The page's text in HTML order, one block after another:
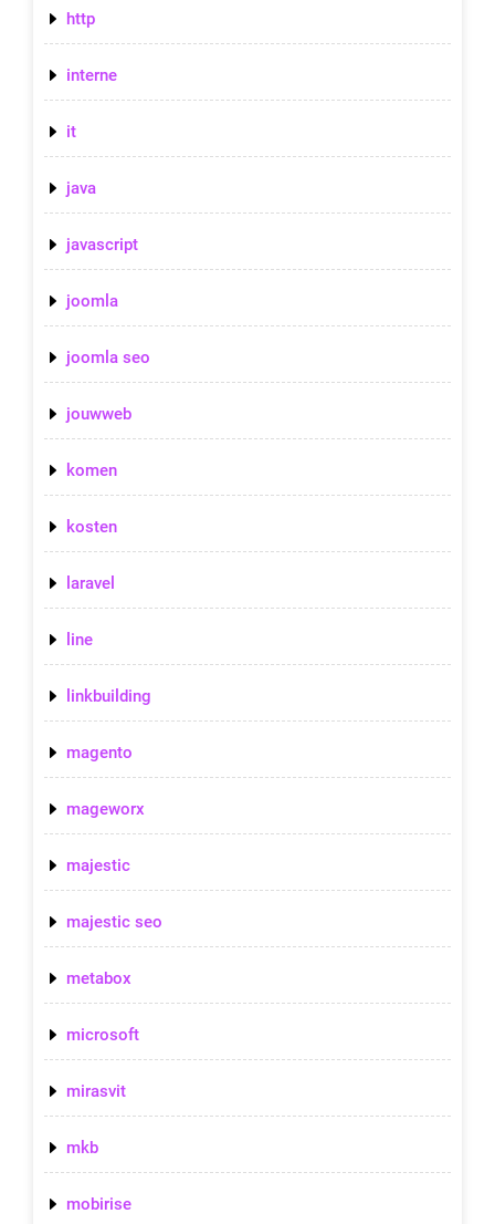
http
interne
it
java
javascript
joomla
joomla seo
jouwweb
komen
kosten
laravel
line
linkbuilding
magento
mageworx
majestic
majestic seo
metabox
microsoft
mirasvit
mkb
mobirise